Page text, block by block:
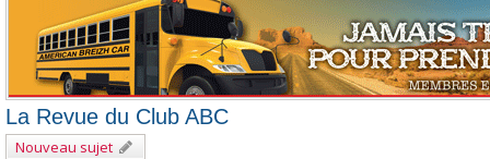
La Revue du Club ABC
Nouveau sujet